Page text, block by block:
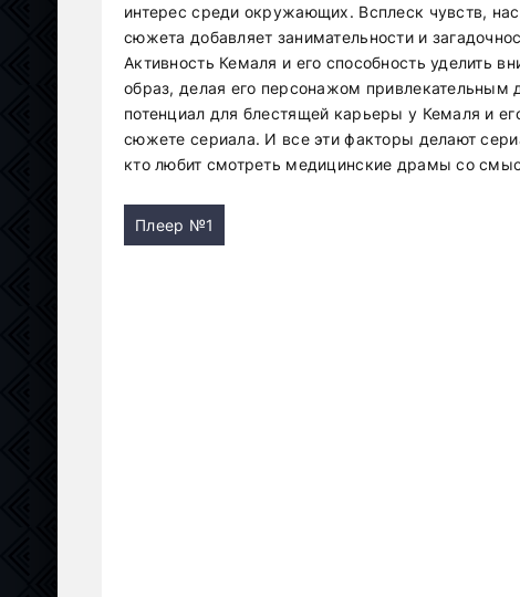
интерес среди окружающих. Всплеск чувств,
сюжета добавляет занимательности и
Активность Кемаля и его способность уделить
образ, делая его персонажом привлекательным
потенциал для блестящей карьеры у Кемаля и
сюжете сериала. И все эти факторы делают
кто любит смотреть медицинские драмы со
Плеер №1